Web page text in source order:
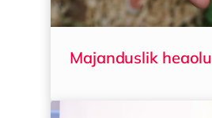
Majanduslik heaolu